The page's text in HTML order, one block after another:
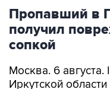
Пропавший в
получил
сопкой
Москва. 6
Иркутской